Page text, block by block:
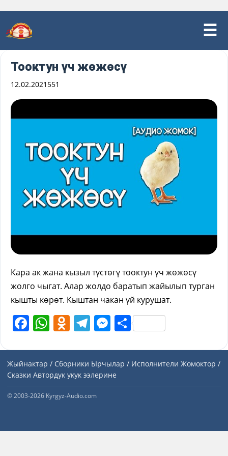
Тооктун үч жөжөсү
12.02.2021 551
Кара ак жана кызыл түстөгү тооктун үч жөжөсү
жолго чыгат. Алар жолдо баратып жайылып турган
кышты көрөт. Кыштан чакан үй курушат.
Facebook
WhatsApp
Odnoklassniki
Telegram
Messenger
Share
Жыйнактар / Сборники Ырчылар / Исполнители Жомоктор /
Сказки Автордук укук ээлерине
© 2003-2026 Kyrgyz-Audio.com